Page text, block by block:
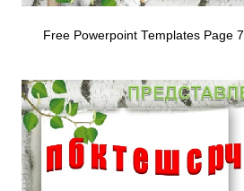
Free Powerpoint Templates Page 7